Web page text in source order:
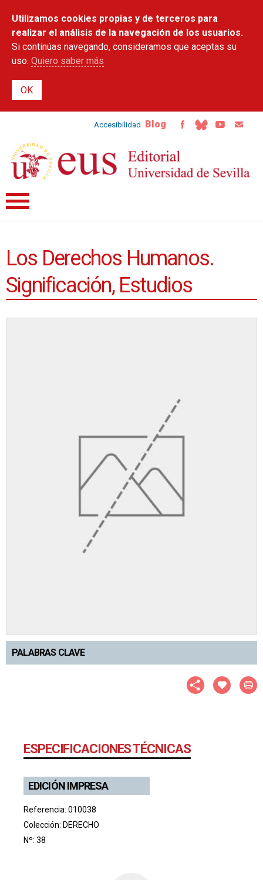
contenido
principal
Utilizamos cookies propias y de terceros para
realizar el análisis de la navegación de los usuarios.
Si continúas navegando, consideramos que aceptas su
uso. Quiero saber más
Accesibilidad Blog
Los Derechos Humanos.
Significación, Estudios
PALABRAS CLAVE
ESPECIFICACIONES TÉCNICAS
EDICIÓN IMPRESA
Referencia: 010038
Colección: DERECHO
Nº: 38